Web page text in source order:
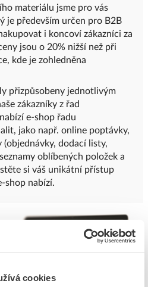
cookies
materiálu jsme pro vás
je především určen pro B2B
i koncoví zákazníci za
jsou o 20% nižší než při
kde je zohledněna
přizpůsobeny jednotlivým
zákazníky z řad
e-shop řadu
jako např. online poptávky,
dodací listy,
oblíbených položek a
si váš unikátní přístup
shop nabízí.